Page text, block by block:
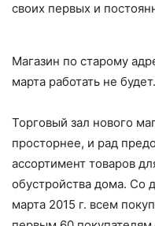
своих первых и
Магазин по старому
марта работать не будет.
Торговый зал нового
просторнее, и рад
ассортимент товаров
обустройства дома. Со
марта 2015 г. всем